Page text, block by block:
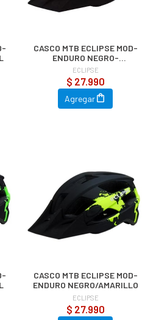
CASCO MTB ECLIPSE MOD-
ENDURO NEGRO-
TURQUESA L
ECLIPSE
$ 27.990
Agregar
CASCO MTB ECLIPSE MOD-
ENDURO NEGRO/AMARILLO
ECLIPSE
$ 27.990